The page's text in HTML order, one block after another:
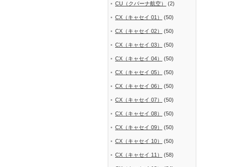
CU（クバーナ航空） (2)
CX（キャセイ 01） (50)
CX（キャセイ 02） (50)
CX（キャセイ 03） (50)
CX（キャセイ 04） (50)
CX（キャセイ 05） (50)
CX（キャセイ 06） (50)
CX（キャセイ 07） (50)
CX（キャセイ 08） (50)
CX（キャセイ 09） (50)
CX（キャセイ 10） (50)
CX（キャセイ 11） (58)